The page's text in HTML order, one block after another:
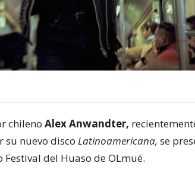
chileno Alex Anwandter,
su nuevo disco Latinoamericana, se
del Huaso de OLmué.